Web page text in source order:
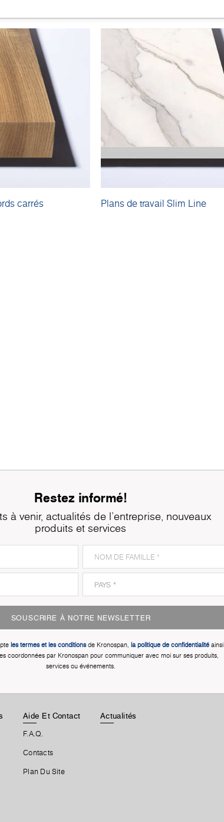
carrés Plans de travail Slim Line
Restez informé!
à venir, actualités de l'entreprise, nouveaux
produits et services
SOUSCRIRE À NOTRE NEWSLETTER
les termes et les conditionsde Kronospan, la politique de confidentialitéainsi
coordonnées par Kronospan pour communiquer avec moi sur ses produits,
services ou événements.
Aide Et Contact
F.A.Q.
Contacts
Plan Du Site
Actualités